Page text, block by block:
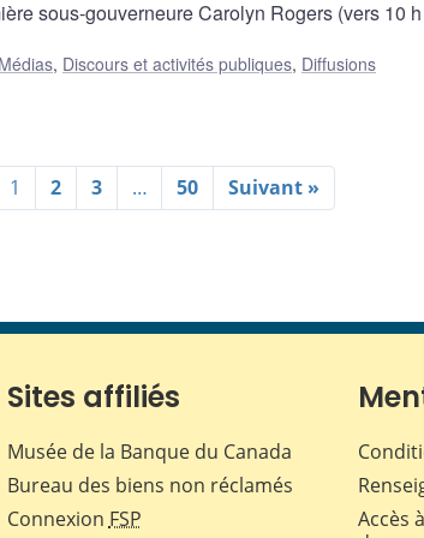
sous-gouverneure Carolyn Rogers (vers 10 h
Médias, Discours et activités publiques, Diffusions
1 2 3 … 50 Suivant »
Sites affiliés
Musée de la Banque du Canada
Bureau des biens non réclamés
ConnexionFSP
Accès